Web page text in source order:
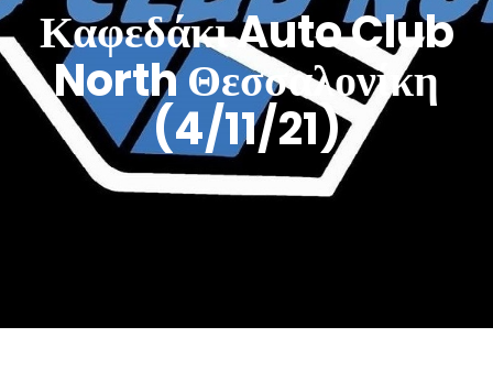
Καφεδάκι Auto Club
North Θεσσαλονίκη
(4/11/21)